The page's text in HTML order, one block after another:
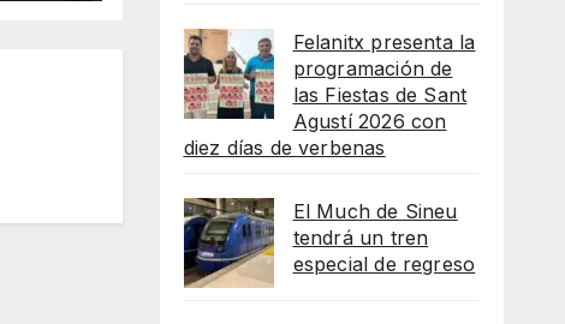
Felanitx presenta la
programación de
las Fiestas de Sant
Agustí 2026 con
diez días de verbenas
El Much de Sineu
tendrá un tren
especial de regreso